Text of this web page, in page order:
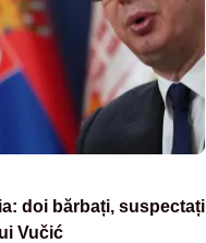
doi bărbați, suspectați
Vučić